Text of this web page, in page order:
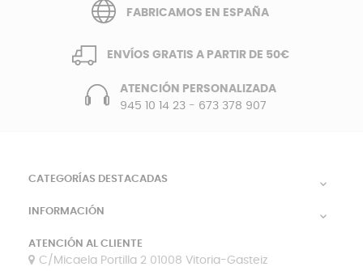
FABRICAMOS EN ESPAÑA
ENVÍOS GRATIS A PARTIR DE 50€
ATENCIÓN PERSONALIZADA
945 10 14 23- 673 378 907
CATEGORÍAS DESTACADAS 
INFORMACIÓN 
ATENCIÓN AL CLIENTE
C/Micaela Portilla 2 01008 Vitoria-Gasteiz